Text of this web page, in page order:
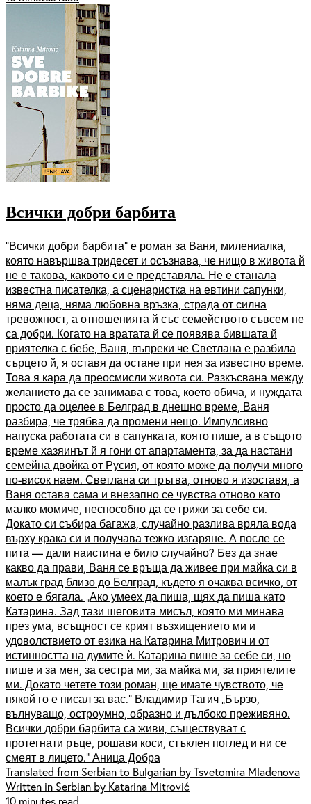
Всички добри барбита
"Всички добри барбита" е роман за Ваня, милениалка,
която навършва тридесет и осъзнава, че нищо в живота й
не е такова, каквото си е представяла. Не е станала
известна писателка, а сценаристка на евтини сапунки,
няма деца, няма любовна връзка, страда от силна
тревожност, а отношенията й със семейството съвсем не
са добри. Когато на вратата й се появява бившата й
приятелка с бебе, Ваня, въпреки че Светлана е разбила
сърцето й, я оставя да остане при нея за известно време.
Това я кара да преосмисли живота си. Разкъсвана между
желанието да се занимава с това, което обича, и нуждата
просто да оцелее в Белград в днешно време, Ваня
разбира, че трябва да промени нещо. Импулсивно
напуска работата си в сапунката, която пише, а в същото
време хазяинът й я гони от апартамента, за да настани
семейна двойка от Русия, от която може да получи много
по-висок наем. Светлана си тръгва, отново я изоставя, а
Ваня остава сама и внезапно се чувства отново като
малко момиче, неспособно да се грижи за себе си.
Докато си събира багажа, случайно разлива вряла вода
върху крака си и получава тежко изгаряне. А после се
пита — дали наистина е било случайно? Без да знае
какво да прави, Ваня се връща да живее при майка си в
малък град близо до Белград, където я очаква всичко, от
което е бягала. „Ако умеех да пиша, щях да пиша като
Катарина. Зад тази шеговита мисъл, която ми минава
през ума, всъщност се крият възхищението ми и
удоволствието от езика на Катарина Митрович и от
истинността на думите ѝ. Катарина пише за себе си, но
пише и за мен, за сестра ми, за майка ми, за приятелите
ми. Докато четете този роман, ще имате чувството, че
някой го е писал за вас.“ Владимир Тагич „Бързо,
вълнуващо, остроумно, образно и дълбоко преживяно.
Всички добри барбита са живи, съществуват с
протегнати ръце, рошави коси, стъклен поглед и ни се
смеят в лицето.“ Аница Добра
Translated from Serbian to Bulgarian by Tsvetomira Mladenova
Written in Serbian by Katarina Mitrović
10 minutes read